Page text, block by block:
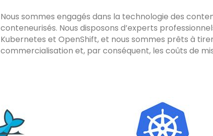
Nous sommes engagés dans la technologie des
conteneurisés. Nous disposons d’experts
Kubernetes et OpenShift, et nous sommes prêts à
commercialisation et, par conséquent, les coûts de